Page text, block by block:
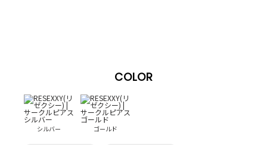
COLOR
シルバー ゴールド